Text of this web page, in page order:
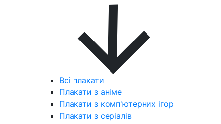
Всі плакати
Плакати з аніме
Плакати з комп'ютерних ігор
Плакати з серіалів